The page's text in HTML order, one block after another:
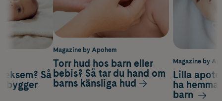
Magazine by
Lilla
ha
barn
Så
Magazine by Apohem
Torr hud hos barn eller
bebis? Så tar du hand om
barns känsliga hud